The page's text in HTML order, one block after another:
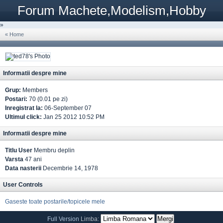
Forum Machete,Modelism,Hobby
»
« Home
Informatii despre mine
Grup: Members
Postari: 70 (0.01 pe zi)
Inregistrat la: 06-September 07
Ultimul click: Jan 25 2012 10:52 PM
Informatii despre mine
Titlu User Membru deplin
Varsta 47 ani
Data nasterii Decembrie 14, 1978
User Controls
Gaseste toate postarile/topicele mele
Full Version Limba: